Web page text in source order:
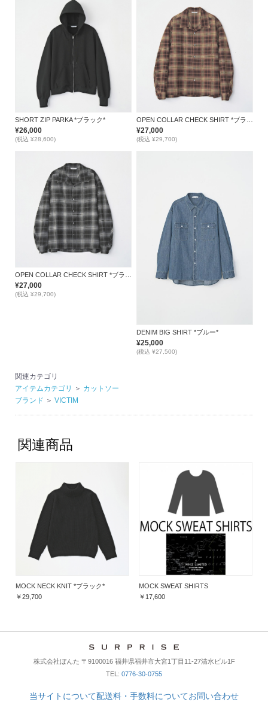
SHORT ZIP PARKA *ブラック*
¥26,000
(税込 ¥28,600)
¥27,000
(税込 ¥29,700)
¥27,000
(税込 ¥29,700)
DENIM BIG SHIRT *ブルー*
¥25,000
(税込 ¥27,500)
関連カテゴリ
アイテムカテゴリ
＞ カットソー
ブランド ＞ VICTIM
関連商品
MOCK NECK KNIT *ブラック*
￥29,700
MOCK SWEAT SHIRTS
￥17,600
株式会社ぼんた 〒9100016 福井県福井市大宮1丁目11-27清水ビル1F
TEL: 0776-30-0755
当サイトについて配送料・手数料についてお問い合わせ